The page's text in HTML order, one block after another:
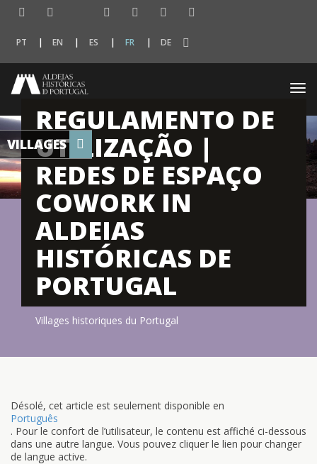
PT EN ES FR DE
VILLAGES
REGULAMENTO DE
UTILIZAÇÃO |
REDES DE ESPAÇO
COWORK IN
ALDEIAS
HISTÓRICAS DE
PORTUGAL
Villages historiques du Portugal
Désolé, cet article est seulement disponible en
Português
. Pour le confort de l’utilisateur, le contenu est affiché ci-dessous
dans une autre langue. Vous pouvez cliquer le lien pour changer
de langue active.